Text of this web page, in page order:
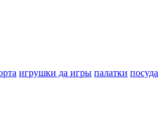
игрушки да игры палатки посуда